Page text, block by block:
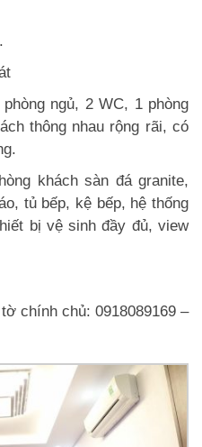
ngủ, 2 WC, 1 phòng
thông nhau rộng rãi, có
khách sàn đá granite,
tủ bếp, kệ bếp, hệ thống
bị vệ sinh đầy đủ, view
chính chủ: 0918089169 –